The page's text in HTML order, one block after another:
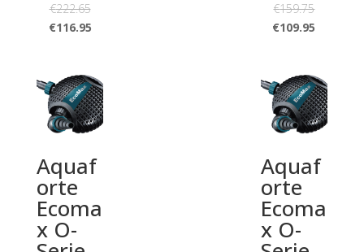
€222.65
€116.95
€159.75
€109.95
Aquaf
orte
Ecoma
x O-
Aquaf
orte
Ecoma
x O-